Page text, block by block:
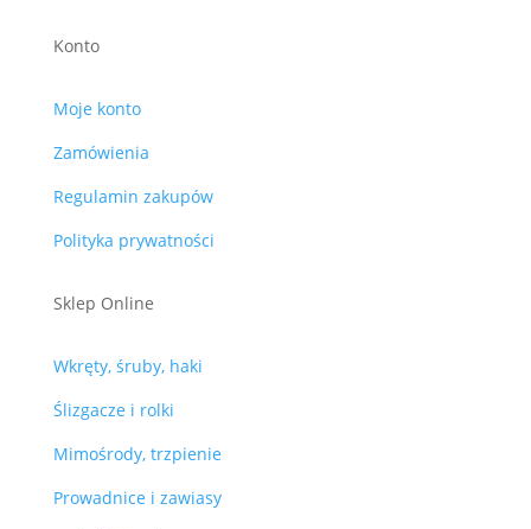
Konto
Moje konto
Zamówienia
Regulamin zakupów
Polityka prywatności
Sklep Online
Wkręty, śruby, haki
Ślizgacze i rolki
Mimośrody, trzpienie
Prowadnice i zawiasy